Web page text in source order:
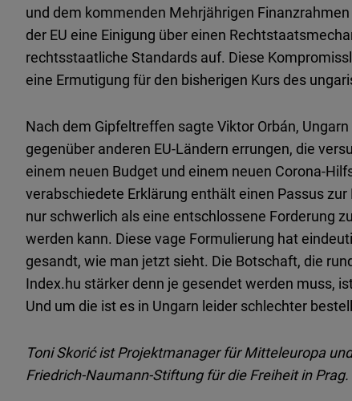
und dem kommenden Mehrjährigen
der EU eine Einigung über einen
rechtsstaatliche Standards auf. Diese
eine Ermutigung für den bisherigen Kurs des
Nach dem Gipfeltreffen sagte Viktor Orbán,
gegenüber anderen EU-Ländern errungen, die
einem neuen Budget und einem neuen Corona-
verabschiedete Erklärung enthält einen Passus
nur schwerlich als eine entschlossene Forderung
werden kann. Diese vage Formulierung hat
gesandt, wie man jetzt sieht. Die Botschaft, die
Index.hu stärker denn je gesendet werden muss,
Und um die ist es in Ungarn leider schlechter
Toni Skorić ist Projektmanager für Mitteleuropa
Friedrich-Naumann-Stiftung für die Freiheit in Prag.